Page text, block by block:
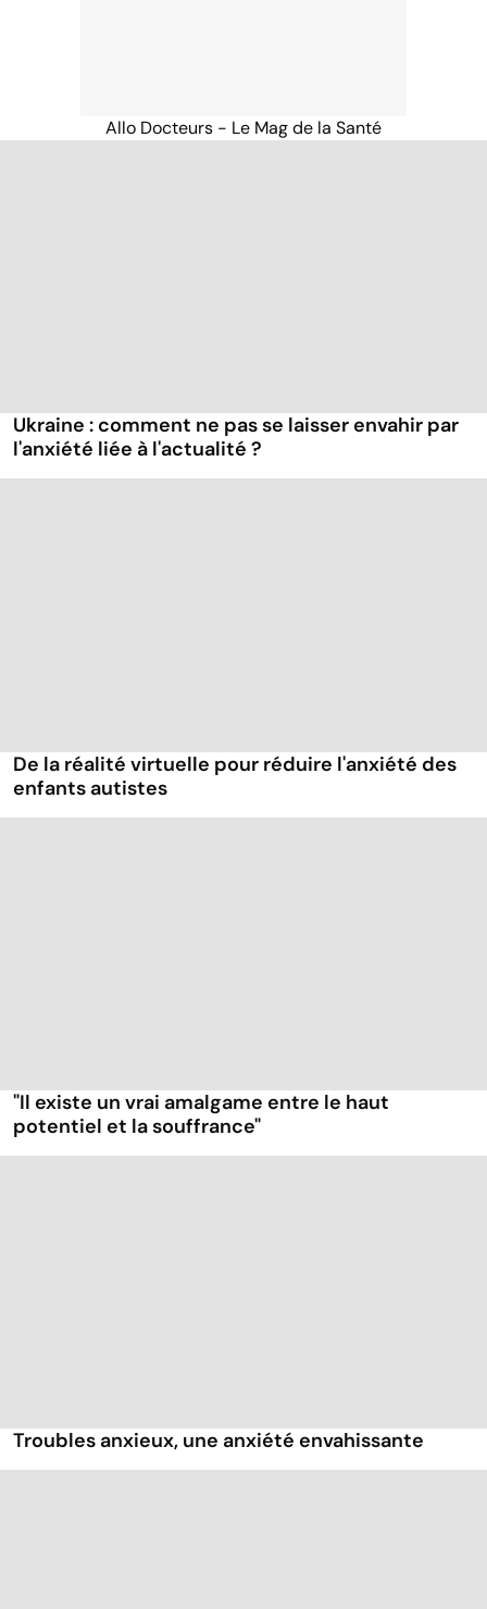
Allo Docteurs - Le Mag de la Santé
Ukraine : comment ne pas se laisser envahir par
l'anxiété liée à l'actualité ?
De la réalité virtuelle pour réduire l'anxiété des
enfants autistes
"Il existe un vrai amalgame entre le haut
potentiel et la souffrance"
Troubles anxieux, une anxiété envahissante